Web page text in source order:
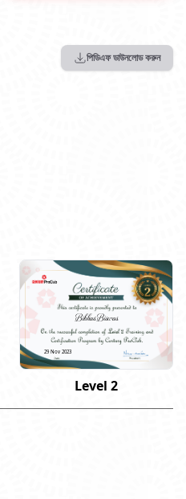
পিডিএফ ডাউনলোড করুন
Bibhas Biswas
29 Nov 2023
Level 2